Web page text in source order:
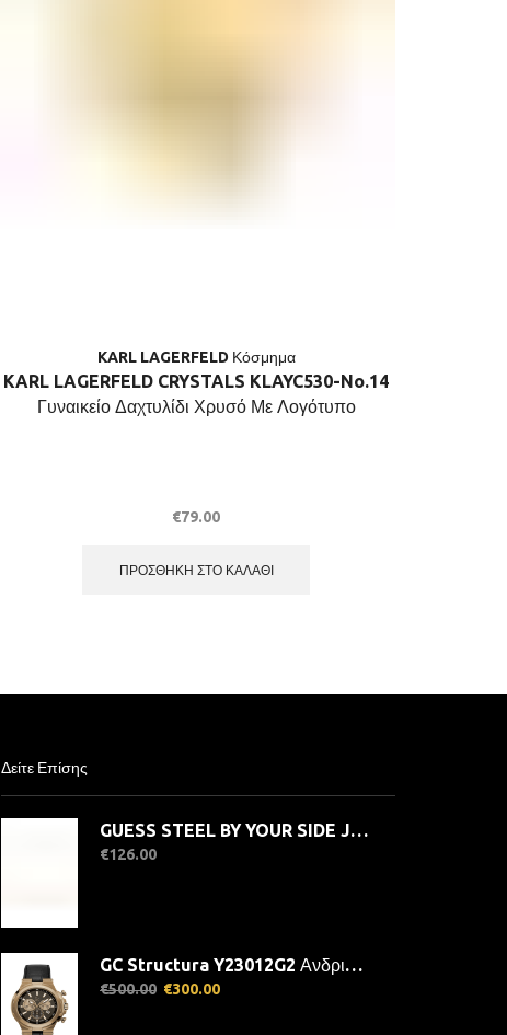
KARL LAGERFELD Κόσμημα
KARL LAGERFELD CRYSTALS KLAYC530-No.14
Γυναικείο Δαχτυλίδι Χρυσό Με Λογότυπο
€79.00
ΠΡΟΣΘΉΚΗ ΣΤΟ ΚΑΛΆΘΙ
Δείτε Επίσης
GUESS STEEL BY YOUR SIDE JUBN06070JWYGT/U Κολιέ Χρυσό Με Καρδιές
€126.00
GC Structura Y23012G2 Ανδρικό Ρολόι Quartz Χρονογράφος Ακριβείας
€500.00 Original
€300.00Current